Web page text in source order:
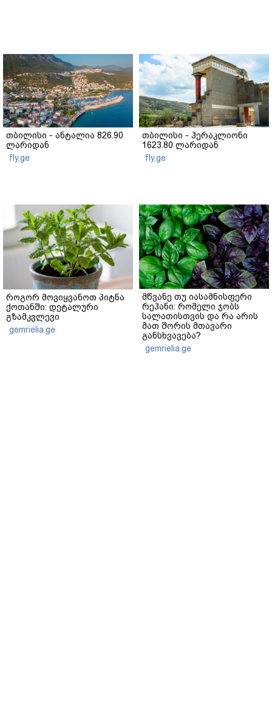
თბილისი - ანტალია 826.90
ლარიდან
fly.ge
თბილისი - ჰერაკლიონი
1623.80 ლარიდან
fly.ge
როგორ მოვიყვანოთ პიტნა
ქოთანში: დეტალური
გზამკვლევი
gemrielia.ge
მწვანე თუ იასამნისფერი
რეჰანი: რომელი ჯობს
სალათისთვის და რა არის
მათ შორის მთავარი
განსხვავება?
gemrielia.ge